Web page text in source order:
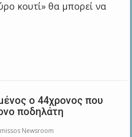
κουτί» θα μπορεί να
ο 44χρονος που
ποδηλάτη
Newsroom